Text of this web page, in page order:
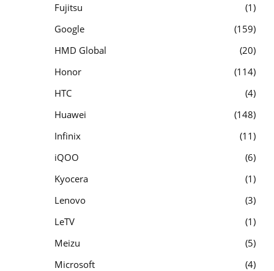
Fujitsu
1
Google
159
HMD Global
20
Honor
114
HTC
4
Huawei
148
Infinix
11
iQOO
6
Kyocera
1
Lenovo
3
LeTV
1
Meizu
5
Microsoft
4